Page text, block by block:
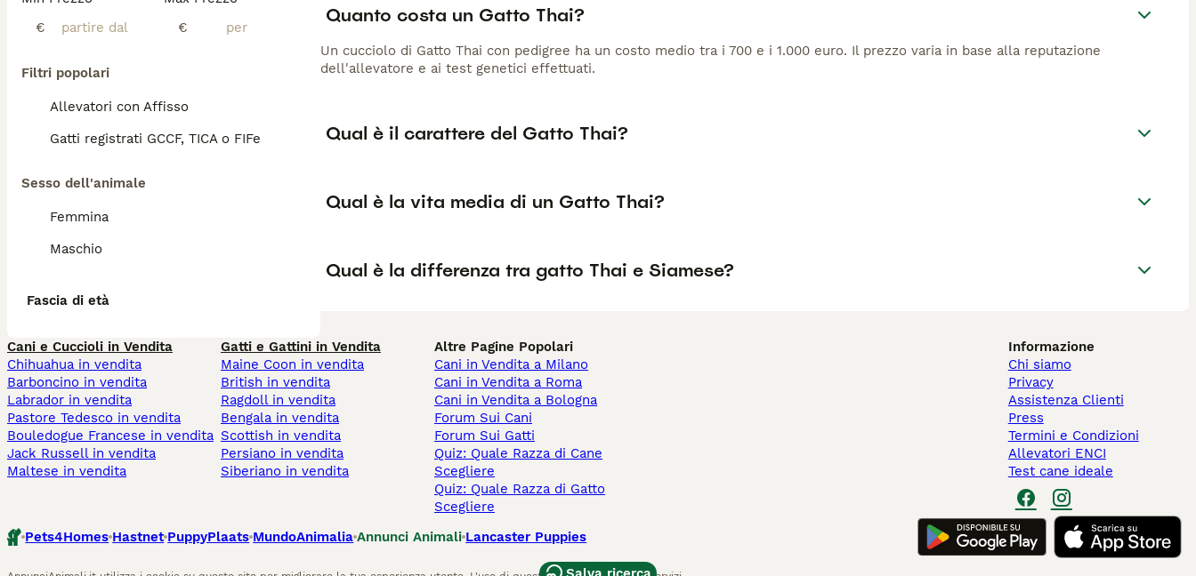
€
€
Filtri popolari
Allevatori con Affisso
Gatti registrati GCCF, TICA o FIFe
Sesso dell'animale
Femmina
Maschio
Fascia di età
Quanto costa un Gatto Thai?
Un cucciolo di Gatto Thai con pedigree ha un costo medio tra i 700 e i 1.000 euro. Il prezzo varia in base alla reputazione
dell'allevatore e ai test genetici effettuati.
Qual è il carattere del Gatto Thai?
Qual è la vita media di un Gatto Thai?
Qual è la differenza tra gatto Thai e Siamese?
Cani e Cuccioli in Vendita
Chihuahua in vendita
Barboncino in vendita
Labrador in vendita
Pastore Tedesco in vendita
Bouledogue Francese in vendita
Jack Russell in vendita
Maltese in vendita
Gatti e Gattini in Vendita
Maine Coon in vendita
British in vendita
Ragdoll in vendita
Bengala in vendita
Scottish in vendita
Persiano in vendita
Siberiano in vendita
Altre Pagine Popolari
Cani in Vendita a Milano
Cani in Vendita a Roma
Cani in Vendita a Bologna
Forum Sui Cani
Forum Sui Gatti
Quiz: Quale Razza di Cane
Scegliere
Quiz: Quale Razza di Gatto
Scegliere
Informazione
Chi siamo
Privacy
Assistenza Clienti
Press
Termini e Condizioni
Allevatori ENCI
Test cane ideale
Pets4Homes Hastnet PuppyPlaats MundoAnimalia Annunci Animali Lancaster Puppies